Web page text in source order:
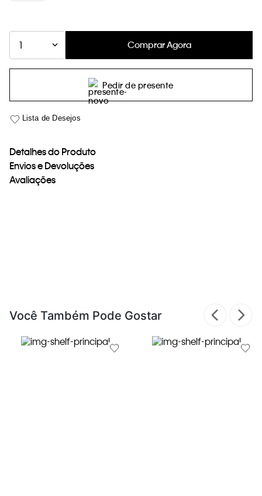
1 Comprar Agora
Pedir de presente
Detalhes do Produto
Envios e Devoluções
Avaliações
Você Também Pode Gostar